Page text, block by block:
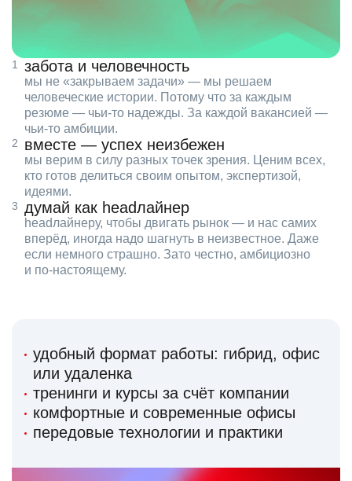
забота и человечность
мы не «закрываем задачи» — мы решаем
человеческие истории. Потому что за каждым
резюме — чьи‑то надежды. За каждой вакансией —
чьи‑то амбиции.
вместе — успех неизбежен
мы верим в силу разных точек зрения. Ценим всех,
кто готов делиться своим опытом, экспертизой,
идеями.
думай как headлайнер
headлайнеру, чтобы двигать рынок — и нас самих
вперёд, иногда надо шагнуть в неизвестное. Даже
если немного страшно. Зато честно, амбициозно
и по‑настоящему.
удобный формат работы: гибрид, офис
или удаленка
тренинги и курсы за счёт компании
комфортные и современные офисы
передовые технологии и практики